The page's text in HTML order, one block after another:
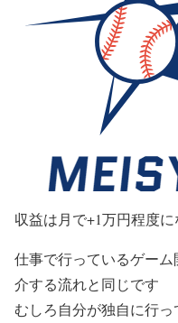
収益は月で+1万円程度に
仕事で行っているゲー
介する流れと同じです
むしろ自分が独自に行